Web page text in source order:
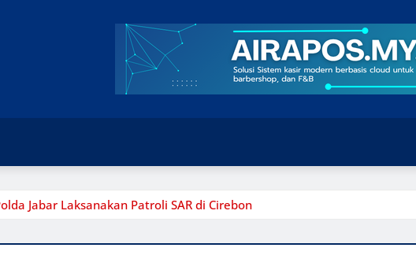
Jabar Laksanakan Patroli SAR di Cirebon